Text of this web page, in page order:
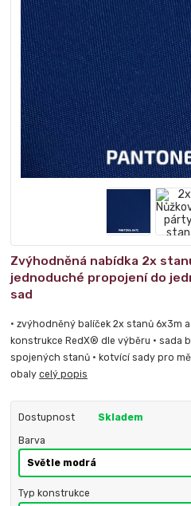
Zvýhodněná nabídka 2x
jednoduché propojení do
sad
• zvýhodněný balíček 2x stanů 6x3m
konstrukce RedX® dle výběru • sada
spojených stanů • kotvící sady pro
obalycelý popis
Dostupnost Skladem
Barva
Typ konstrukce